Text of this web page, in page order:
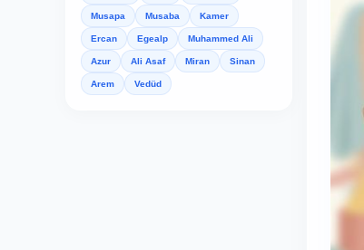
Musapa Musaba Kamer
Ercan Egealp Muhammed Ali
Azur Ali Asaf Miran Sinan
Arem Vedüd